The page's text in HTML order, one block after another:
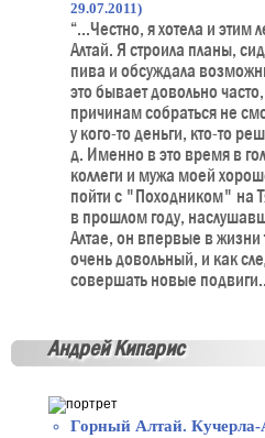
29.07.2011)
“...Честно, я хотела и этим
Алтай. Я строила планы,
пива и обсуждала
это бывает довольно
причинам собраться не
у кого-то деньги, кто-то
д. Именно в это время в
коллеги и мужа моей
пойти с "Походником" на
в прошлом году,
Алтае, он впервые в жизни
очень довольный, и как
совершать новые
Андрей Кипарис
Горный Алтай.